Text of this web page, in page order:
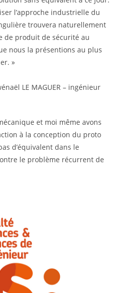
l’approche industrielle du
trouvera naturellement
de produit de sécurité au
nous la présentions au plus
»
LE MAGUER – ingénieur
et moi même avons
à la conception du proto
d’équivalent dans le
le problème récurrent de